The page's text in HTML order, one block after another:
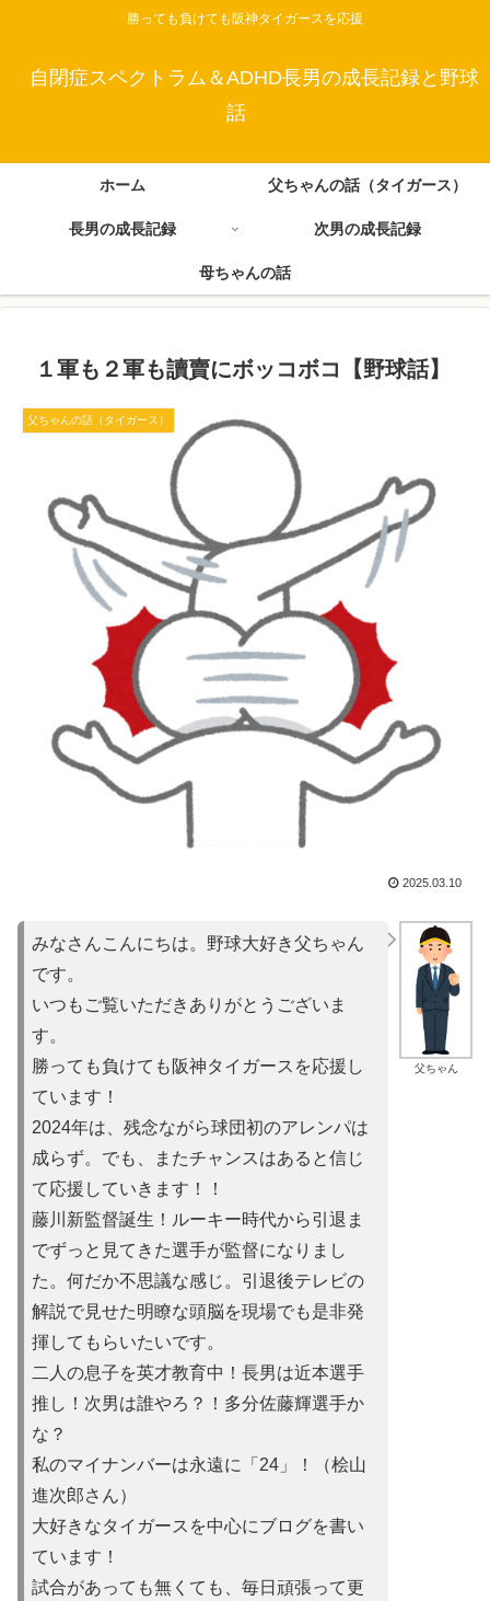
勝っても負けても阪神タイガースを応援
自閉症スペクトラム＆ADHD長男の成長記録と野球
話
ホーム 父ちゃんの話（タイガース）
長男の成長記録 次男の成長記録
母ちゃんの話
１軍も２軍も讀賣にボッコボコ【野球話】
父ちゃんの話（タイガース）
2025.03.10
父ちゃん
みなさんこんにちは。野球大好き父ちゃん
です。
いつもご覧いただきありがとうございま
す。
勝っても負けても阪神タイガースを応援し
ています！
2024年は、残念ながら球団初のアレンパは
成らず。でも、またチャンスはあると信じ
て応援していきます！！
藤川新監督誕生！ルーキー時代から引退ま
でずっと見てきた選手が監督になりまし
た。何だか不思議な感じ。引退後テレビの
解説で見せた明瞭な頭脳を現場でも是非発
揮してもらいたいです。
二人の息子を英才教育中！長男は近本選手
推し！次男は誰やろ？！多分佐藤輝選手か
な？
私のマイナンバーは永遠に「24」！（桧山
進次郎さん）
大好きなタイガースを中心にブログを書い
ています！
試合があって も無くても、毎日頑張って更